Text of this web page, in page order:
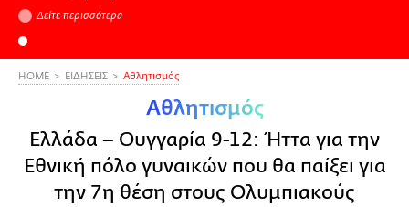
Δείτε περισσότερα
HOME ΕΙΔΗΣΕΙΣ Αθλητισμός
Αθλητισμός
Ελλάδα – Ουγγαρία 9-12: Ήττα για την
Εθνική πόλο γυναικών που θα παίξει για
την 7η θέση στους Ολυμπιακούς